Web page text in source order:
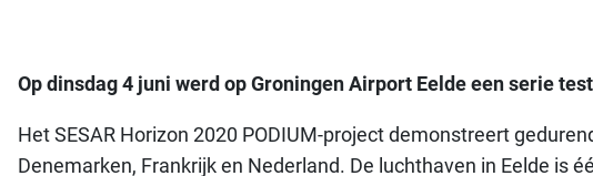
Op dinsdag 4 juni werd op Groningen Airport Eelde een serie
Het SESAR Horizon 2020 PODIUM-project demonstreert
Denemarken, Frankrijk en Nederland. De luchthaven in Eelde is